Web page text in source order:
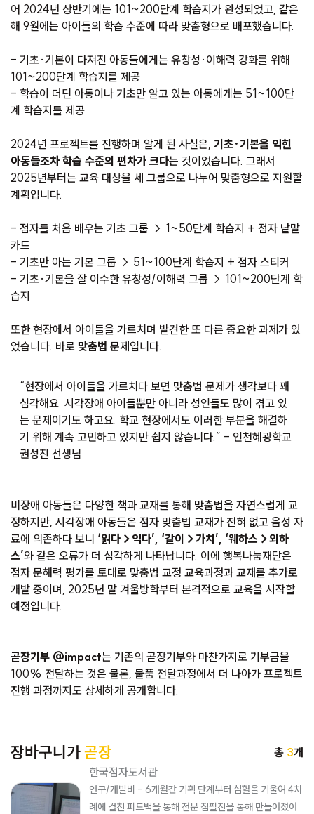
어 2024년 상반기에는 101~200단계 학습지가 완성되었고, 같은
해 9월에는 아이들의 학습 수준에 따라 맞춤형으로 배포했습니다.
- 기초·기본이 다져진 아동들에게는 유창성·이해력 강화를 위해
101~200단계 학습지를 제공
- 학습이 더딘 아동이나 기초만 알고 있는 아동에게는 51~100단
계 학습지를 제공
2024년 프로젝트를 진행하며 알게 된 사실은, 기초·기본을 익힌
아동들조차 학습 수준의 편차가 크다는 것이었습니다. 그래서
2025년부터는 교육 대상을 세 그룹으로 나누어 맞춤형으로 지원할
계획입니다.
- 점자를 처음 배우는 기초 그룹 → 1~50단계 학습지 + 점자 낱말
카드
- 기초만 아는 기본 그룹 → 51~100단계 학습지 + 점자 스티커
- 기초·기본을 잘 이수한 유창성/이해력 그룹 → 101~200단계 학
습지
또한 현장에서 아이들을 가르치며 발견한 또 다른 중요한 과제가 있
었습니다. 바로 맞춤법 문제입니다.
“현장에서 아이들을 가르치다 보면 맞춤법 문제가 생각보다 꽤
심각해요. 시각장애 아이들뿐만 아니라 성인들도 많이 겪고 있
는 문제이기도 하고요. 학교 현장에서도 이러한 부분을 해결하
기 위해 계속 고민하고 있지만 쉽지 않습니다.” - 인천혜광학교
권성진 선생님
비장애 아동들은 다양한 책과 교재를 통해 맞춤법을 자연스럽게 교
정하지만, 시각장애 아동들은 점자 맞춤법 교재가 전혀 없고 음성 자
료에 의존하다 보니 ‘읽다→익다’, ‘같이→가치’, ‘웨하스→외하
스’와 같은 오류가 더 심각하게 나타납니다. 이에 행복나눔재단은
점자 문해력 평가를 토대로 맞춤법 교정 교육과정과 교재를 추가로
개발 중이며, 2025년 말 겨울방학부터 본격적으로 교육을 시작할
예정입니다.
곧장기부 @impact는 기존의 곧장기부와 마찬가지로 기부금을
100% 전달하는 것은 물론, 물품 전달과정에서 더 나아가 프로젝트
진행 과정까지도 상세하게 공개합니다.
장바구니가곧장 총 3개
한국점자도서관
연구/개발비 - 6개월간 기획 단계부터 심혈을 기울여 4차
례에 걸친 피드백을 통해 전문 집필진을 통해 만들어졌어